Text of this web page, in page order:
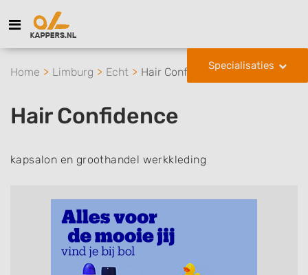
Specialisaties
Home Limburg Echt Hair Confidence
Hair Confidence
kapsalon en groothandel werkkleding